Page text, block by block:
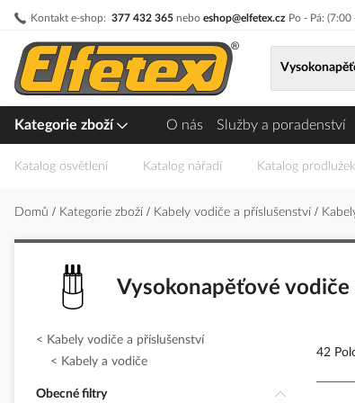
Kontakt e-shop: 377 432 365 nebo eshop@elfetex.cz Po - Pá: (7:00
Přejít
obsah
Kategorie zboží O nás Služby a poradenství
Katalog osvětlení Katalog nářadí Katalog prodlužek
Domů Kategorie zboží Kabely vodiče a příslušenství
Vysokonapěťové vodiče
42
Kabely vodiče a příslušenství
Kabely a vodiče
Obecné filtry